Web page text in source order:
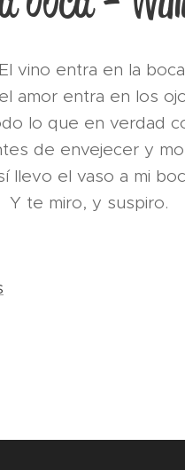
El vino entra en la boca
amor entra en los
lo que en verdad
de envejecer y
llevo el vaso a mi
Y te miro, y suspiro.